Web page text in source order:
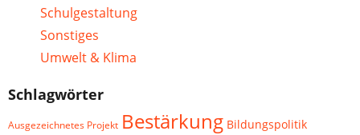
Schulgestaltung
Sonstiges
Umwelt & Klima
Schlagwörter
Ausgezeichnetes Projekt Bestärkung Bildungspolitik